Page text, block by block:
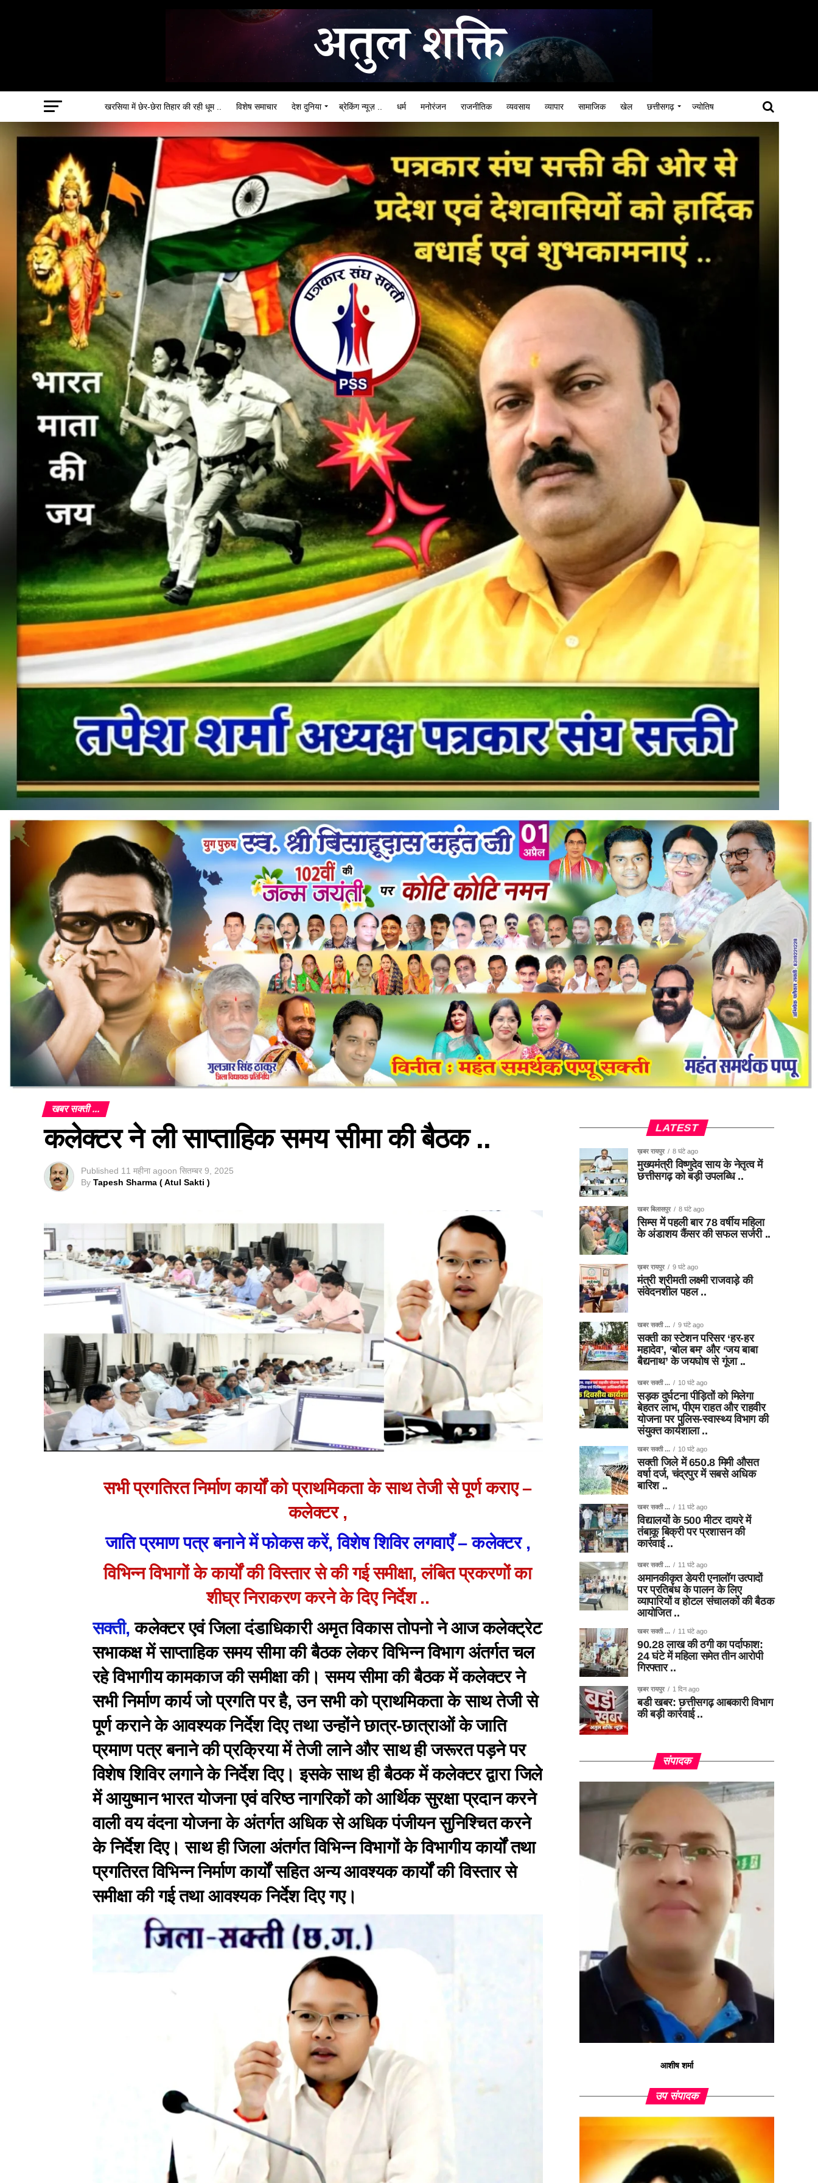
खरसिया में छेर-छेरा तिहार की रही धूम .. विशेष समाचार देश दुनिया ब्रेकिंग न्यूज़ .. धर्म मनोरंजन राजनीतिक व्यवसाय व्यापार सामाजिक खेल छत्तीसगढ़ ज्योतिष
खबर सक्ती ...
कलेक्टर ने ली साप्ताहिक समय सीमा की बैठक ..
Published 11 महीना agoon सितम्बर 9, 2025
By Tapesh Sharma ( Atul Sakti )
सभी प्रगतिरत निर्माण कार्यों को प्राथमिकता के साथ तेजी से पूर्ण कराए –
कलेक्टर ,
जाति प्रमाण पत्र बनाने में फोकस करें, विशेष शिविर लगवाएँ – कलेक्टर ,
विभिन्न विभागों के कार्यों की विस्तार से की गई समीक्षा, लंबित प्रकरणों का
शीघ्र निराकरण करने के दिए निर्देश ..
सक्ती,कलेक्टर एवं जिला दंडाधिकारी अमृत विकास तोपनो ने आज कलेक्ट्रेट
सभाकक्ष में साप्ताहिक समय सीमा की बैठक लेकर विभिन्न विभाग अंतर्गत चल
रहे विभागीय कामकाज की समीक्षा की। समय सीमा की बैठक में कलेक्टर ने
सभी निर्माण कार्य जो प्रगति पर है, उन सभी को प्राथमिकता के साथ तेजी से
पूर्ण कराने के आवश्यक निर्देश दिए तथा उन्होंने छात्र-छात्राओं के जाति
प्रमाण पत्र बनाने की प्रक्रिया में तेजी लाने और साथ ही जरूरत पड़ने पर
विशेष शिविर लगाने के निर्देश दिए। इसके साथ ही बैठक में कलेक्टर द्वारा जिले
में आयुष्मान भारत योजना एवं वरिष्ठ नागरिकों को आर्थिक सुरक्षा प्रदान करने
वाली वय वंदना योजना के अंतर्गत अधिक से अधिक पंजीयन सुनिश्चित करने
के निर्देश दिए। साथ ही जिला अंतर्गत विभिन्न विभागों के विभागीय कार्यों तथा
प्रगतिरत विभिन्न निर्माण कार्यों सहित अन्य आवश्यक कार्यों की विस्तार से
समीक्षा की गई तथा आवश्यक निर्देश दिए गए।
LATEST
ख़बर रायपुर 8 घंटे ago
मुख्यमंत्री विष्णुदेव साय के नेतृत्व में
छत्तीसगढ़ को बड़ी उपलब्धि ..
खबर बिलासपुर 8 घंटे ago
सिम्स में पहली बार 78 वर्षीय महिला
के अंडाशय कैंसर की सफल सर्जरी ..
ख़बर रायपुर 9 घंटे ago
मंत्री श्रीमती लक्ष्मी राजवाड़े की
संवेदनशील पहल ..
खबर सक्ती ... 9 घंटे ago
सक्ती का स्टेशन परिसर ‘हर-हर
महादेव’, ‘बोल बम’ और ‘जय बाबा
बैद्यनाथ’ के जयघोष से गूंजा ..
खबर सक्ती ... 10 घंटे ago
सड़क दुर्घटना पीड़ितों को मिलेगा
बेहतर लाभ, पीएम राहत और राहवीर
योजना पर पुलिस-स्वास्थ्य विभाग की
संयुक्त कार्यशाला ..
खबर सक्ती ... 10 घंटे ago
सक्ती जिले में 650.8 मिमी औसत
वर्षा दर्ज, चंद्रपुर में सबसे अधिक
बारिश ..
खबर सक्ती ... 11 घंटे ago
विद्यालयों के 500 मीटर दायरे में
तंबाकू बिक्री पर प्रशासन की
कार्रवाई ..
खबर सक्ती ... 11 घंटे ago
अमानकीकृत डेयरी एनालॉग उत्पादों
पर प्रतिबंध के पालन के लिए
व्यापारियों व होटल संचालकों की बैठक
आयोजित ..
खबर सक्ती ... 11 घंटे ago
90.28 लाख की ठगी का पर्दाफाश:
24 घंटे में महिला समेत तीन आरोपी
गिरफ्तार ..
ख़बर रायपुर 1 दिन ago
बडी खबर: छत्तीसगढ़ आबकारी विभाग
की बड़ी कार्रवाई ..
संपादक
आशीष शर्मा
उप संपादक